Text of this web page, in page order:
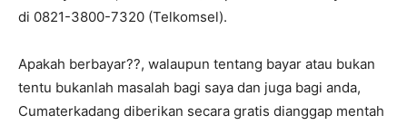
di 0821-3800-7320 (Telkomsel).
Apakah berbayar??, walaupun tentang bayar atau bukan
tentu bukanlah masalah bagi saya dan juga bagi anda,
Cumaterkadang diberikan secara gratis dianggap mentah